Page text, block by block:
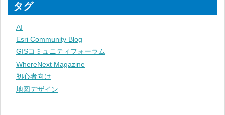
タグ
AI
Esri Community Blog
GISコミュニティフォーラム
WhereNext Magazine
初心者向け
地図デザイン